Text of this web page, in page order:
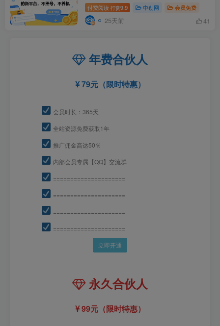
付费阅读 打赏9.9 中创网 会员免费
25天前 41
年费合伙人
79元（限时特惠）
会员时长：365天
全站资源免费获取1年
推广佣金高达50％
内部会员专属【QQ】交流群
=====================
=====================
=====================
=====================
立即开通
永久合伙人
99元（限时特惠）